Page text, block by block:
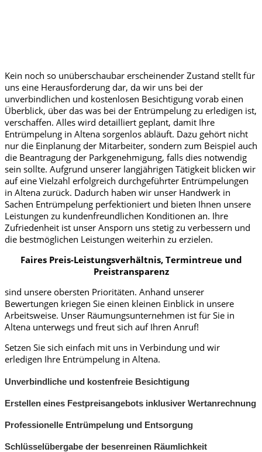
Kein noch so unüberschaubar erscheinender Zustand stellt für
uns eine Herausforderung dar, da wir uns bei der
unverbindlichen und kostenlosen Besichtigung vorab einen
Überblick, über das was bei der Entrümpelung zu erledigen ist,
verschaffen. Alles wird detailliert geplant, damit Ihre
Entrümpelung in Altena sorgenlos abläuft. Dazu gehört nicht
nur die Einplanung der Mitarbeiter, sondern zum Beispiel auch
die Beantragung der Parkgenehmigung, falls dies notwendig
sein sollte. Aufgrund unserer langjährigen Tätigkeit blicken wir
auf eine Vielzahl erfolgreich durchgeführter Entrümpelungen
in Altena zurück. Dadurch haben wir unser Handwerk in
Sachen Entrümpelung perfektioniert und bieten Ihnen unsere
Leistungen zu kundenfreundlichen Konditionen an. Ihre
Zufriedenheit ist unser Ansporn uns stetig zu verbessern und
die bestmöglichen Leistungen weiterhin zu erzielen.
Faires Preis-Leistungsverhältnis, Termintreue und
Preistransparenz
sind unsere obersten Prioritäten. Anhand unserer
Bewertungen kriegen Sie einen kleinen Einblick in unsere
Arbeitsweise. Unser Räumungsunternehmen ist für Sie in
Altena unterwegs und freut sich auf Ihren Anruf!
Setzen Sie sich einfach mit uns in Verbindung und wir
erledigen Ihre Entrümpelung in Altena.
Unverbindliche und kostenfreie Besichtigung
Erstellen eines Festpreisangebots inklusiver Wertanrechnung
Professionelle Entrümpelung und Entsorgung
Schlüsselübergabe der besenreinen Räumlichkeit